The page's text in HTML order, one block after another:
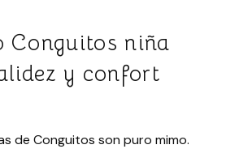
Conguitos niña
y confort
de Conguitos son puro mimo.